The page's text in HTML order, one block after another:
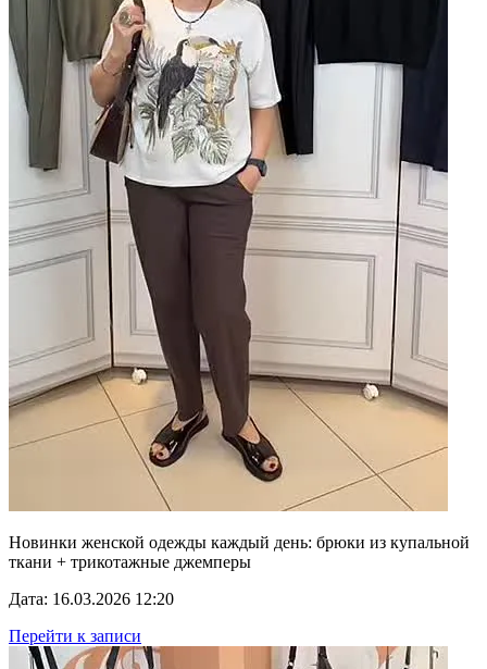
Новинки женской одежды каждый день: брюки из купальной
ткани + трикотажные джемперы
Дата: 16.03.2026 12:20
Перейти к записи